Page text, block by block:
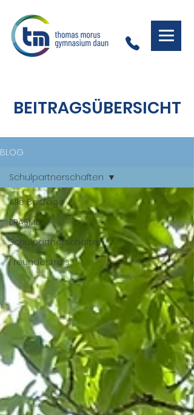
BEITRAGSÜBERSICHT
BLOG
Alle Beiträge
ERASMUS+
Schulpartnerschaften
Freundeskreis
Schulpartnerschaften